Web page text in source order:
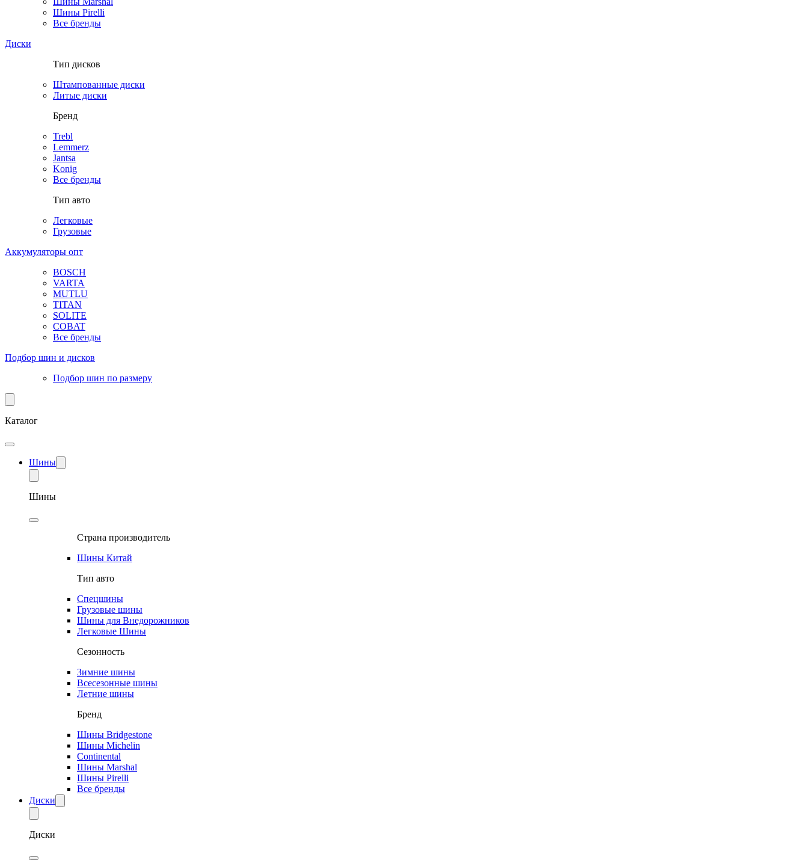
Шины Pirelli
Все бренды
Диски
Тип дисков
Штампованные диски
Литые диски
Бренд
Trebl
Lemmerz
Jantsa
Konig
Все бренды
Тип авто
Легковые
Грузовые
Аккумуляторы опт
BOSCH
VARTA
MUTLU
TITAN
SOLITE
COBAT
Все бренды
Подбор шин и дисков
Подбор шин по размеру
Каталог
Шины
Шины
Страна производитель
Шины Китай
Тип авто
Спецшины
Грузовые шины
Шины для Внедорожников
Легковые Шины
Сезонность
Зимние шины
Всесезонные шины
Летние шины
Бренд
Шины Bridgestone
Шины Michelin
Continental
Шины Marshal
Шины Pirelli
Все бренды
Диски
Диски